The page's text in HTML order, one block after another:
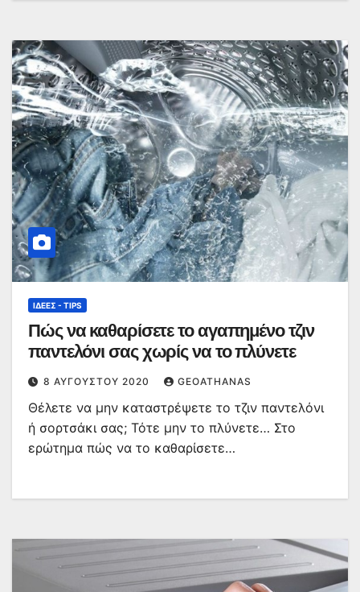
ΙΔΈΕΣ - TIPS
Πώς να καθαρίσετε το αγαπημένο τζιν
παντελόνι σας χωρίς να το πλύνετε
8 ΑΥΓΟΎΣΤΟΥ 2020 GEOATHANAS
Θέλετε να μην καταστρέψετε το τζιν παντελόνι
ή σορτσάκι σας; Τότε μην το πλύνετε… Στο
ερώτημα πώς να το καθαρίσετε…